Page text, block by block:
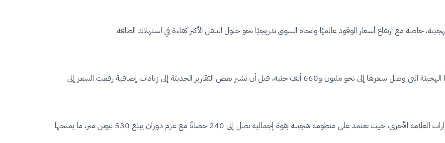
خاصة مع ارتفاع أسعار الوقود عالميًا واتجاه السوق تدريجيًا نحو حلول التنقل الأكثر كفاءة في استهلاك الطاقة.
ضمن الطرازات التي شملتها الزيادات أيضًا، جاءت هافال H7 الهجينة التي وصل سعرها إلى نحو مليون و660 ألف جنيه، قبل أن تشير بعض التقارير الحديثة إلى زيادات إضافية رفعت السعر إلى
وتحمل السيارة طابعًا أكثر فخامة ورياضية مقارنة ببعض طرازات العلامة الأخرى، حيث تعتمد على منظومة هجينة بقوة إجمالية تصل إلى 240 حصانًا مع عزم دوران يبلغ 530 نيوتن متر، ما يمنحها